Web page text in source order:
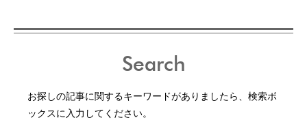
Search
お探しの記事に関するキーワードがありましたら、検索ボ
ックスに入力してください。